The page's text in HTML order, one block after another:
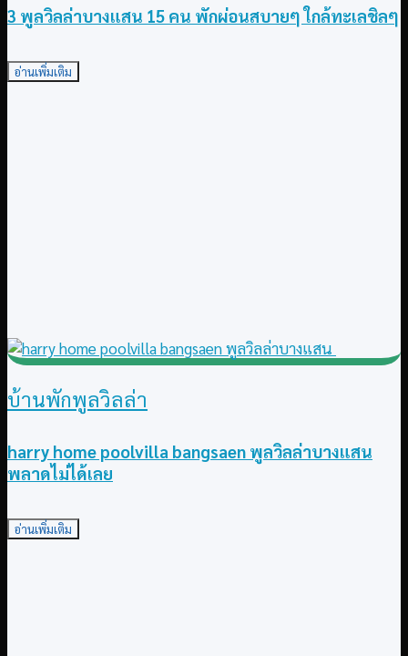
3 พูลวิลล่าบางแสน 15 คน พักผ่อนสบายๆ ใกล้ทะเลชิลๆ
อ่านเพิ่มเติม
บ้านพักพูลวิลล่า
harry home poolvilla bangsaen พูลวิลล่าบางแสน
พลาดไม่ได้เลย
อ่านเพิ่มเติม